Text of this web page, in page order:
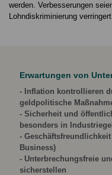
werden. Verbesserungen
Lohndiskriminierung
Erwartungen von
- Inflation kontrollieren
geldpolitische
- Sicherheit und
besonders in
-
Business)
- Unterbrechungsfreie
sicherstellen